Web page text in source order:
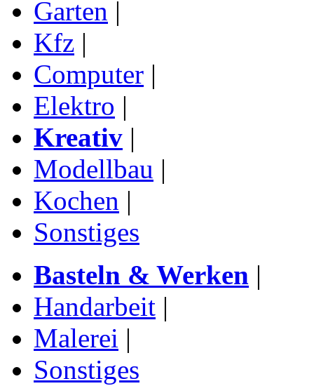
Garten |
Kfz |
Computer |
Elektro |
Kreativ |
Modellbau |
Kochen |
Sonstiges
Basteln & Werken |
Handarbeit |
Malerei |
Sonstiges